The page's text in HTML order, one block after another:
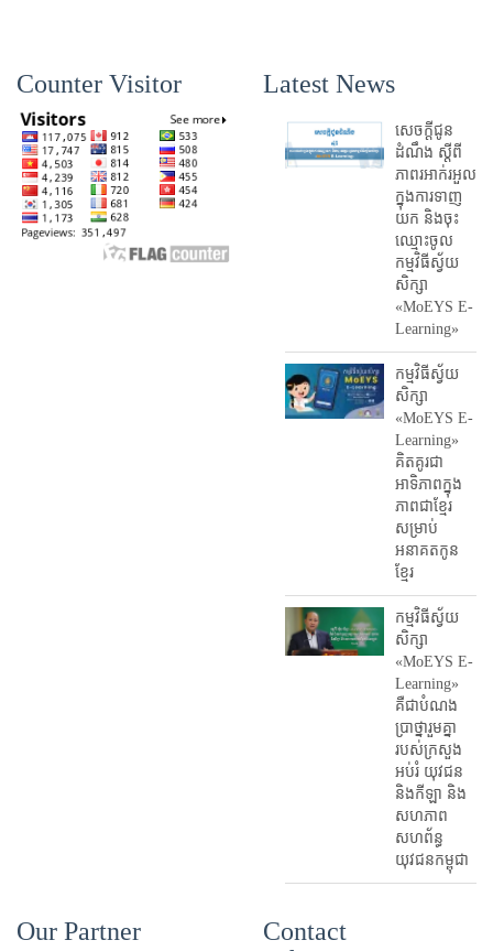
Counter Visitor Latest News
សេចក្តីជូន
ដំណឹង ស្តី​ពី
ភាព​រអាក់រអួល​
ក្នុងការ​ទាញ​
យក និង​ចុះ​
ឈ្មោះ​ចូល​
កម្មវិធី​ស្វ័យ
សិក្សា
«MoEYS E-
Learning»
កម្មវិធីស្វ័យ
សិក្សា
«MoEYS E-
Learning»
គិតគូរជា
អាទិភាពក្នុង
ភាពជាខ្មែរ
សម្រាប់
អនាគតកូន
ខ្មែរ
កម្មវិធីស្វ័យ
សិក្សា
«MoEYS E-
Learning»
គឺជាបំណង
ប្រាថ្នារួមគ្នា
របស់ក្រសួង
អប់រំ​ យុវជន
និងកីឡា និង
សហភាព
សហព័ន្ធ
យុវជនកម្ពុជា
Our Partner
Contact